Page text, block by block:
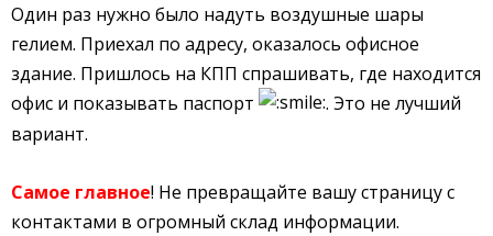
Один раз нужно было надуть воздушные шары
гелием. Приехал по адресу, оказалось офисное
здание. Пришлось на КПП спрашивать, где находится
офис и показывать паспорт
. Это не лучший
вариант.
Самое главное! Не превращайте вашу страницу с
контактами в огромный склад информации.